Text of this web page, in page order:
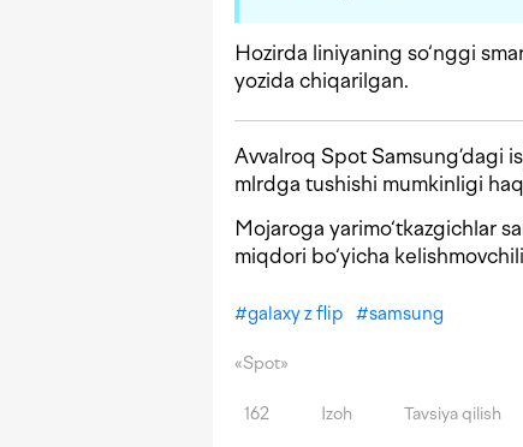
Hozirda liniyaning so‘nggi
yozida chiqarilgan.
Avvalroq Spot Samsung’dagi
mlrdga tushishi mumkinligi
Mojaroga yarimo‘tkazgichlar
miqdori bo‘yicha
#galaxy z flip #samsung
«Spot»
162 Izoh Tavsiya qilish